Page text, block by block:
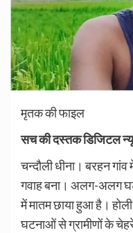
मृतक की फाइल
सच की दस्तक डिजिटल
चन्दौली धीना। बरहन गांव
गवाह बना। अलग-अलग
में मातम छाया हुआ है।
घटनाओं से ग्रामीणों के